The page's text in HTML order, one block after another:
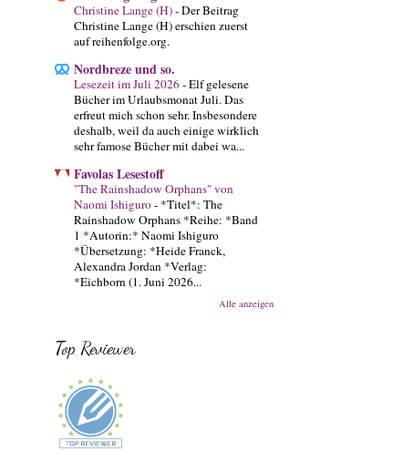
Christine Lange (H)-Der Beitrag
Christine Lange (H) erschien zuerst
auf reihenfolge.org.
Nordbreze und so.
Lesezeit im Juli 2026-Elf gelesene
Bücher im Urlaubsmonat Juli. Das
erfreut mich schon sehr. Insbesondere
deshalb, weil da auch einige wirklich
sehr famose Bücher mit dabei wa...
Favolas Lesestoff
"The Rainshadow Orphans" von
Naomi Ishiguro- *Titel*: The
Rainshadow Orphans *Reihe: *Band
1 *Autorin:* Naomi Ishiguro
*Übersetzung: *Heide Franck,
Alexandra Jordan *Verlag:
*Eichborn (1. Juni 2026...
Alle anzeigen
Top Reviewer